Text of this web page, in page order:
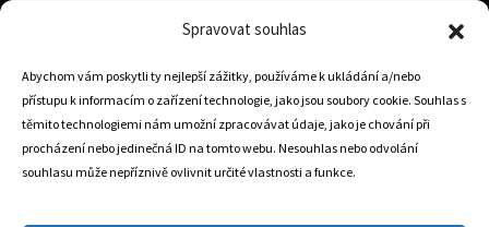
Spravovat souhlas
Abychom vám poskytli ty nejlepší zážitky, používáme k ukládání a/nebo
přístupu k informacím o zařízení technologie, jako jsou soubory cookie. Souhlas s
těmito technologiemi nám umožní zpracovávat údaje, jako je chování při
procházení nebo jedinečná ID na tomto webu. Nesouhlas nebo odvolání
souhlasu může nepříznivě ovlivnit určité vlastnosti a funkce.
LUF s.r.o.
Nám. M.R.Štefanika 518,
Trstená 02801